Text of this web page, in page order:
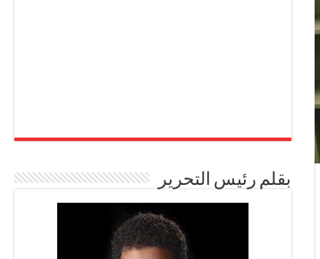
بقلم رئيس التحرير